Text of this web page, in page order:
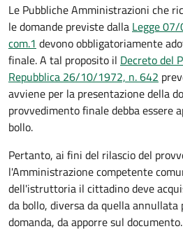
Le Pubbliche Amministrazioni che
le domande previste dalla Legge
com.1 devono obbligatoriamente
finale. A tal proposito il Decreto del
Repubblica 26/10/1972, n. 642
avviene per la presentazione della
provvedimento finale debba essere
bollo.
Pertanto, ai fini del rilascio del
l'Amministrazione competente
dell'istruttoria il cittadino deve
da bollo, diversa da quella
domanda, da apporre sul documento.